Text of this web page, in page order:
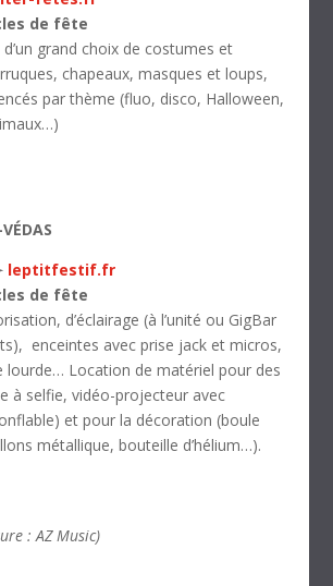
de fête
grand choix de costumes et
chapeaux, masques et loups,
par thème (fluo, disco, Halloween,
leptitfestif.fr
de fête
d’éclairage (à l’unité ou GigBar
enceintes avec prise jack et micros,
lourde… Location de matériel pour des
à selfie, vidéo-projecteur avec
et pour la décoration (boule
métallique, bouteille d’hélium…).
: AZ Music)